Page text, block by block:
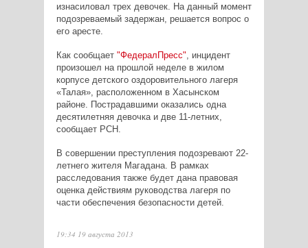
изнасиловал трех девочек. На данный момент
подозреваемый задержан, решается вопрос о
его аресте.
Как сообщает "ФедералПресс" , инцидент
произошел на прошлой неделе в жилом
корпусе детского оздоровительного лагеря
«Талая», расположенном в Хасынском
районе. Пострадавшими оказались одна
десятилетняя девочка и две 11-летних,
сообщает РСН.
В совершении преступления подозревают 22-
летнего жителя Магадана. В рамках
расследования также будет дана правовая
оценка действиям руководства лагеря по
части обеспечения безопасности детей.
19:34 19 августа 2013